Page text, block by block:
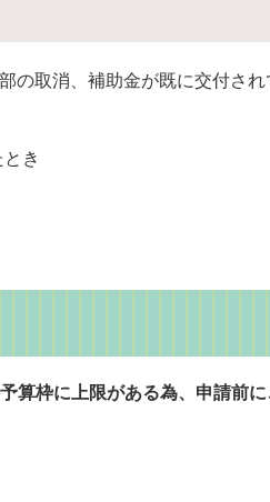
の取消、補助金が既に交付さ
き
算枠に上限がある為、申請前に